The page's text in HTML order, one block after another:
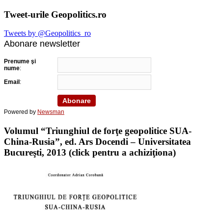
Tweet-urile Geopolitics.ro
Tweets by @Geopolitics_ro
Abonare newsletter
Prenume şi
nume:
Email :
Powered by Newsman
Volumul “Triunghiul de forţe geopolitice SUA-
China-Rusia”, ed. Ars Docendi – Universitatea
Bucureşti, 2013 (click pentru a achiziţiona)